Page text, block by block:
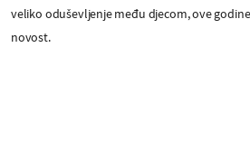
veliko oduševljenje među djecom, ove
novost.